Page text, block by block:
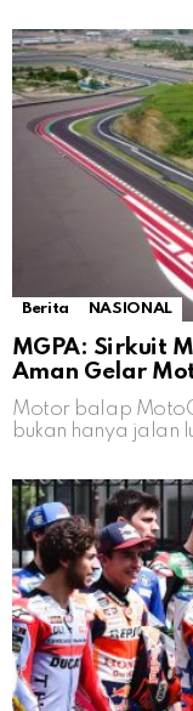
Berita NASIONAL
MGPA: Sirkuit
Aman Gelar
Motor balap
bukan hanya jalan